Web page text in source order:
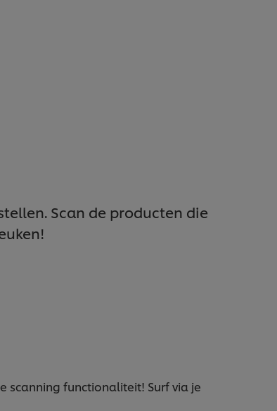
Scan de producten die
scanning functionaliteit! Surf via je